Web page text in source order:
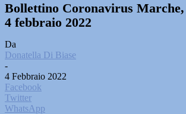
Bollettino Coronavirus
4 febbraio 2022
Da
Donatella Di Biase
-
4 Febbraio 2022
Facebook
Twitter
WhatsApp